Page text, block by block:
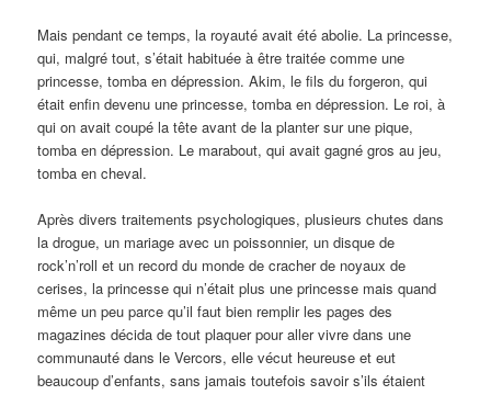
Mais pendant ce temps, la royauté avait été abolie. La princesse,
qui, malgré tout, s’était habituée à être traitée comme une
princesse, tomba en dépression. Akim, le fils du forgeron, qui
était enfin devenu une princesse, tomba en dépression. Le roi, à
qui on avait coupé la tête avant de la planter sur une pique,
tomba en dépression. Le marabout, qui avait gagné gros au jeu,
tomba en cheval.
Après divers traitements psychologiques, plusieurs chutes dans
la drogue, un mariage avec un poissonnier, un disque de
rock’n’roll et un record du monde de cracher de noyaux de
cerises, la princesse qui n’était plus une princesse mais quand
même un peu parce qu’il faut bien remplir les pages des
magazines décida de tout plaquer pour aller vivre dans une
communauté dans le Vercors, elle vécut heureuse et eut
beaucoup d’enfants, sans jamais toutefois savoir s’ils étaient